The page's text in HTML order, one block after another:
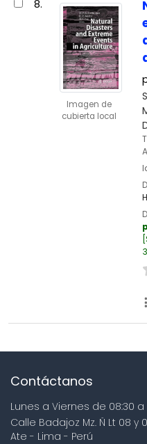
8.
Imagen de
cubierta local
Contáctanos
Lunes a Viernes de 08:30 a
Calle Badajoz Mz. Ñ Lt 08
Ate - Lima - Perú